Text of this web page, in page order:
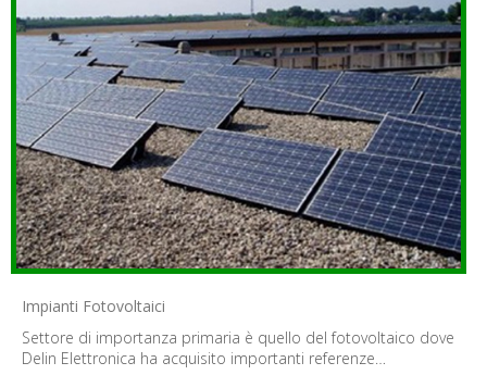
Impianti Fotovoltaici
Settore di importanza primaria è quello del fotovoltaico dove
Delin Elettronica ha acquisito importanti referenze…